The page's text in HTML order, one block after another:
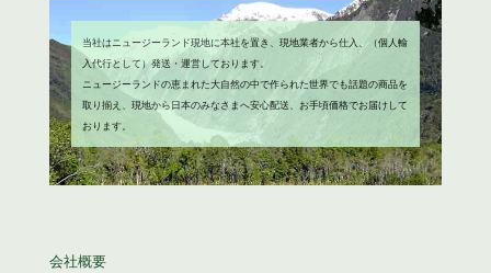
当社はニュージーランド現地に本社を置き、現地業者から仕入、（個人輸
入代行として）発送・運営しております。
ニュージーランドの恵まれた大自然の中で作られた世界でも話題の商品を
取り揃え、現地から日本のみなさまへ安心配送、お手頃価格でお届けして
おります。
会社概要